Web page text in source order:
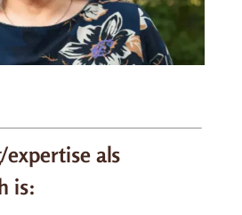
als
is: